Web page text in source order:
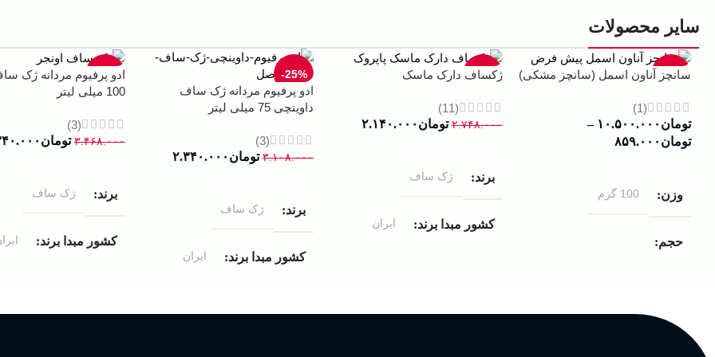
سایر محصولات
-13%
سانچز آناون اسمل (سانچز مشکی)
(1)
تومان ۱۰.۵۰۰.۰۰۰ –
تومان ۸۵۹.۰۰۰
وزن 100 گرم
حجم
-22%
ژکساف دارک ماسک
(11)
۲.۷۴۸.۰۰۰ تومان ۲.۱۴۰.۰۰۰
برند ژک ساف
کشور مبدا برند ایران
گروه بویایی
-25%
ادو پرفیوم مردانه ژک ساف
داوینچی 75 میلی لیتر
(3)
۳.۱۰۸.۰۰۰ تومان ۲.۳۴۰.۰۰۰
برند ژک ساف
کشور مبدا برند ایران
-33%
ادو پرفیوم مردانه ژک
100 میلی لیتر
(3)
۳.۴۶۸.۰۰۰ تومان
برند ژک ساف
کشور مبدا برند